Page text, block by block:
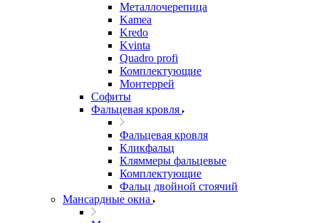
Металлочерепица
Kamea
Kredo
Kvinta
Quadro profi
Комплектующие
Монтеррей
Софиты
Фальцевая кровля
Фальцевая кровля
Кликфальц
Кляммеры фальцевые
Комплектующие
Фальц двойной стоячий
Мансардные окна